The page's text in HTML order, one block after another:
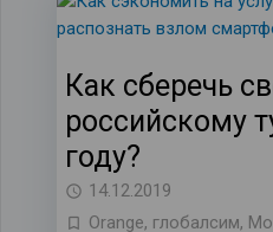
Как сберечь
российскому
году?
14.12.2019
Orange, глобалсим,